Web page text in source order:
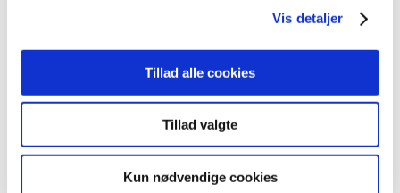
Vis detaljer
Tillad alle cookies
Tillad valgte
Kun nødvendige cookies
2018 (150)
2016 (167)
2014 (44)